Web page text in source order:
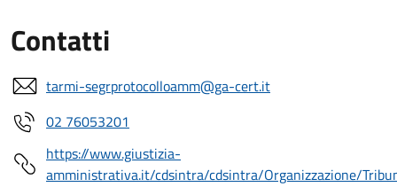
Contatti
tarmi-segrprotocolloamm@ga-cert.it
02 76053201
https://www.giustizia-
amministrativa.it/cdsintra/cdsintra/Organizzazione/